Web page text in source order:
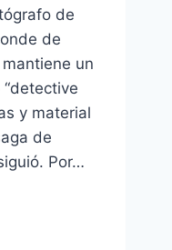
de
de
un
y material
de
Por…